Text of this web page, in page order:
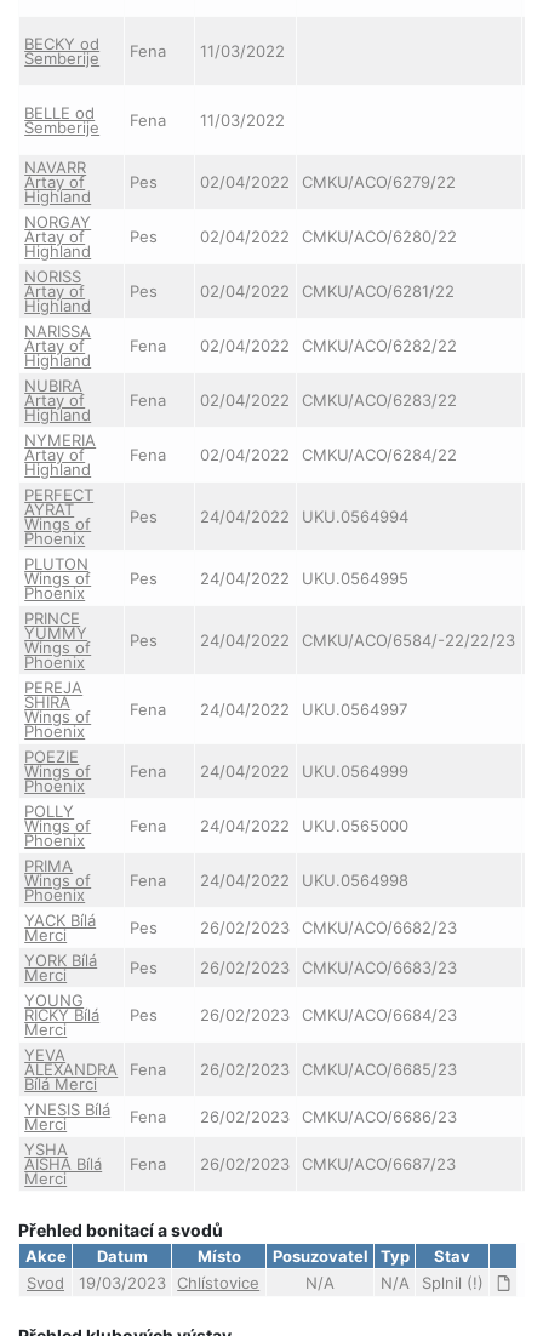
BECKY od
Semberije Fena 11/03/2022
BELLE od
Semberije Fena 11/03/2022
NAVARR
Artay of
Highland
Pes 02/04/2022 CMKU/ACO/6279/22
NORGAY
Artay of
Highland
Pes 02/04/2022 CMKU/ACO/6280/22
NORISS
Artay of
Highland
Pes 02/04/2022 CMKU/ACO/6281/22
NARISSA
Artay of
Highland
Fena 02/04/2022 CMKU/ACO/6282/22
NUBIRA
Artay of
Highland
Fena 02/04/2022 CMKU/ACO/6283/22
NYMERIA
Artay of
Highland
Fena 02/04/2022 CMKU/ACO/6284/22
PERFECT
AYRAT
Wings of
Phoenix
Pes 24/04/2022 UKU.0564994
PLUTON
Wings of
Phoenix
Pes 24/04/2022 UKU.0564995
PRINCE
YUMMY
Wings of
Phoenix
Pes 24/04/2022 CMKU/ACO/6584/-22/22/23
PEREJA
SHIRA
Wings of
Phoenix
Fena 24/04/2022 UKU.0564997
POEZIE
Wings of
Phoenix
Fena 24/04/2022 UKU.0564999
POLLY
Wings of
Phoenix
Fena 24/04/2022 UKU.0565000
PRIMA
Wings of
Phoenix
Fena 24/04/2022 UKU.0564998
YACK Bílá
Merci Pes 26/02/2023 CMKU/ACO/6682/23
YORK Bílá
Merci Pes 26/02/2023 CMKU/ACO/6683/23
YOUNG
RICKY Bílá
Merci
Pes 26/02/2023 CMKU/ACO/6684/23
YEVA
ALEXANDRA
Bílá Merci
Fena 26/02/2023 CMKU/ACO/6685/23
YNESIS Bílá
Merci Fena 26/02/2023 CMKU/ACO/6686/23
YSHA
AISHA Bílá
Merci
Fena 26/02/2023 CMKU/ACO/6687/23
Přehled bonitací a svodů
Akce Datum Místo Posuzovatel Typ
Stav
Svod
19/03/2023 Chlístovice N/A N/A Splnil (!)